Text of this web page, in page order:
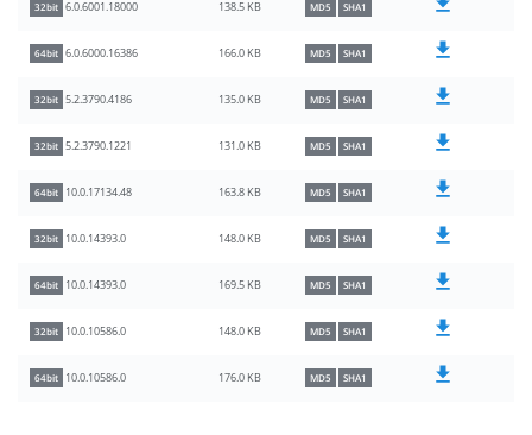
32bit 6.0.6001.18000 138.5 KB MD5 SHA1
64bit 6.0.6000.16386 166.0 KB MD5 SHA1
32bit 5.2.3790.4186 135.0 KB MD5 SHA1
32bit 5.2.3790.1221 131.0 KB MD5 SHA1
64bit 10.0.17134.48 163.8 KB MD5 SHA1
32bit 10.0.14393.0 148.0 KB MD5 SHA1
64bit 10.0.14393.0 169.5 KB MD5 SHA1
32bit 10.0.10586.0 148.0 KB MD5 SHA1
64bit 10.0.10586.0 176.0 KB MD5 SHA1